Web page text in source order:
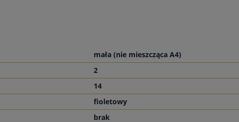
mała (nie mieszcząca A4)
2
14
fioletowy
brak